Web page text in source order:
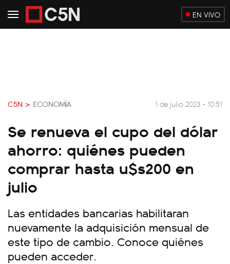
EN VIVO
C5N > ECONOMÍA 1 de julio 2023 - 10:51
Se renueva el cupo del dólar
ahorro: quiénes pueden
comprar hasta u$s200 en
julio
Las entidades bancarias habilitaran
nuevamente la adquisición mensual de
este tipo de cambio. Conoce quiénes
pueden acceder.